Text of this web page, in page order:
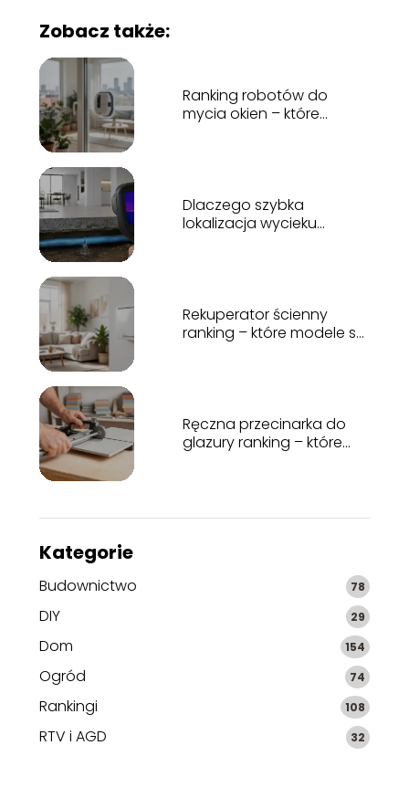
Zobacz także:
Ranking robotów do
mycia okien – które
Dlaczego szybka
lokalizacja wycieku
Rekuperator ścienny
ranking – które modele są
Ręczna przecinarka do
glazury ranking – które
Kategorie
Budownictwo 78
DIY 29
Dom 154
Ogród 74
Rankingi 108
RTV i AGD 32